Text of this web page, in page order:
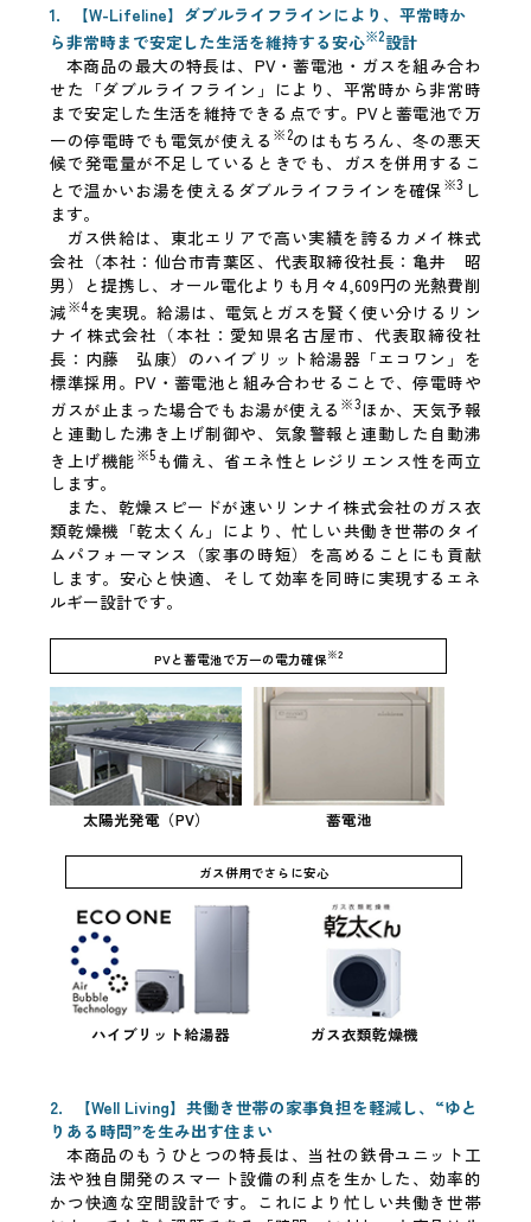
1．【W-Lifeline】ダブルライフラインにより、平常時か
ら非常時まで安定した生活を維持する安心※2設計
本商品の最大の特長は、PV・蓄電池・ガスを組み合わ
せた「ダブルライフライン」により、平常時から非常時
まで安定した生活を維持できる点です。PVと蓄電池で万
一の停電時でも電気が使える ※2のはもちろん、冬の悪天
候で発電量が不足しているときでも、ガスを併用するこ
とで温かいお湯を使えるダブルライフラインを確保※3 し
ます。
ガス供給は、東北エリアで高い実績を誇るカメイ株式
会社（本社：仙台市青葉区、代表取締役社長：亀井 昭
男）と提携し、オール電化よりも月々4,609円の光熱費削
減※4を実現。給湯は、電気とガスを賢く使い分けるリン
ナイ株式会社（本社：愛知県名古屋市、代表取締役社
長：内藤 弘康）のハイブリット給湯器「エコワン」を
標準採用。PV・蓄電池と組み合わせることで、停電時や
ガスが止まった場合でもお湯が使える ※3ほか、天気予報
と連動した沸き上げ制御や、気象警報と連動した自動沸
き上げ機能※5も備え、省エネ性とレジリエンス性を両立
します。
また、乾燥スピードが速いリンナイ株式会社のガス衣
類乾燥機「乾太くん」により、忙しい共働き世帯のタイ
ムパフォーマンス（家事の時短）を高めることにも貢献
します。安心と快適、そして効率を同時に実現するエネ
ルギー設計です。
PVと蓄電池で万一の電力確保※2
太陽光発電（PV） 蓄電池
ガス併用でさらに安心
ハイブリット給湯器 ガス衣類乾燥機
2．【Well Living】共働き世帯の家事負担を軽減し、“ゆと
りある時間”を生み出す住まい
本商品のもうひとつの特長は、当社の鉄骨ユニット工
法や独自開発のスマート設備の利点を生かした、効率的
かつ快適な空間設計です。これにより忙しい共働き世帯